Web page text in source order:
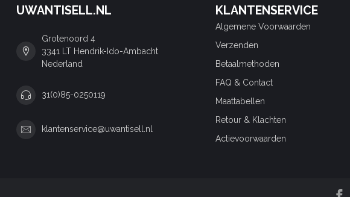
UWANTISELL.NL
Grotenoord 4
3341 LT Hendrik-Ido-Ambacht
Nederland
31(0)85-0250119
klantenservice@uwantisell.nl
KLANTENSERVICE
Algemene Voorwaarden
Verzenden
Betaalmethoden
FAQ & Contact
Maattabellen
Retour & Klachten
Actievoorwaarden